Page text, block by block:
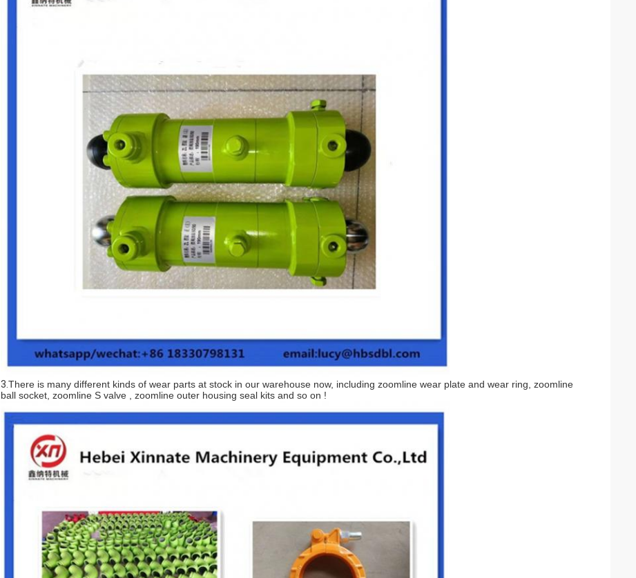
3. There is many different kinds of wear parts at stock in our warehouse now, including zoomline wear plate and wear ring, zoomline
ball socket, zoomline S valve , zoomline outer housing seal kits and so on !